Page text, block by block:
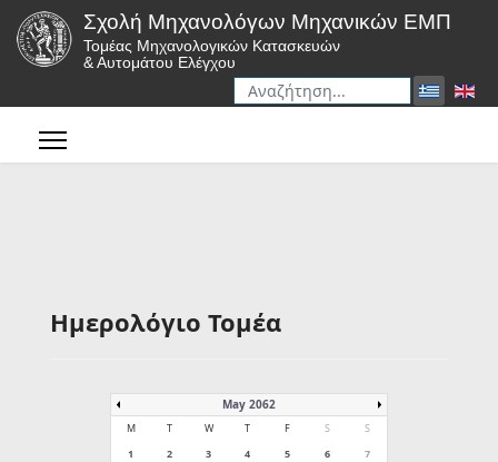
Σχολή Μηχανολόγων Μηχανικών ΕΜΠ
Τομέας Μηχανολογικών Κατασκευών
& Αυτομάτου Ελέγχου
Αναζήτηση
Ημερολόγιο Τομέα
May 2062
M T W T F S
S
1
2 3 4 5 6
7